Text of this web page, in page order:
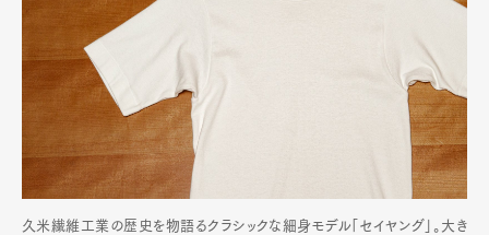
久米繊維工業の歴史を物語るクラシックな細身モデル「セイヤング」。大き